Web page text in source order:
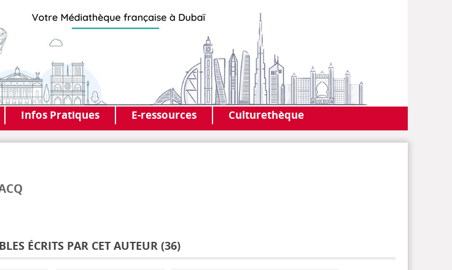
AF DUBAI
MEDIATHÈQUE
Infos Pratiques E-ressources Culturethèque
ÉCRITS PAR CET AUTEUR (36)